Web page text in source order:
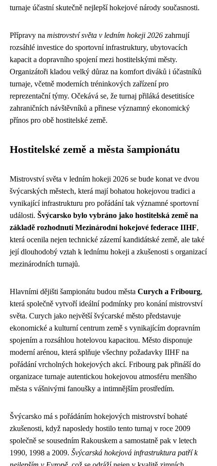
turnaje účastní skutečně nejlepší hokejové národy současnosti.
Přípravy na mistrovství světa v ledním hokeji 2026 zahrnují
rozsáhlé investice do sportovní infrastruktury, ubytovacích
kapacit a dopravního spojení mezi hostitelskými městy.
Organizátoři kladou velký důraz na komfort diváků i účastníků
turnaje, včetně moderních tréninkových zařízení pro
reprezentační týmy. Očekává se, že turnaj přiláká desetitisíce
zahraničních návštěvníků a přinese významný ekonomický
přínos pro obě hostitelské země.
Hostitelské země a města šampionátu
Mistrovství světa v ledním hokeji 2026 se bude konat ve dvou
švýcarských městech, která mají bohatou hokejovou tradici a
vynikající infrastrukturu pro pořádání tak významné sportovní
události. Švýcarsko bylo vybráno jako hostitelská země na
základě rozhodnutí Mezinárodní hokejové federace IIHF,
která ocenila nejen technické zázemí kandidátské země, ale také
její dlouhodobý vztah k lednímu hokeji a zkušenosti s organizací
mezinárodních turnajů.
Hlavními dějišti šampionátu budou města Curych a Fribourg,
která společně vytvoří ideální podmínky pro konání mistrovství
světa. Curych jako největší švýcarské město představuje
ekonomické a kulturní centrum země s vynikajícím dopravním
spojením a rozsáhlou hotelovou kapacitou. Město disponuje
moderní arénou, která splňuje všechny požadavky IIHF na
pořádání vrcholných hokejových akcí. Fribourg pak přináší do
organizace turnaje autentickou hokejovou atmosféru menšího
města s vášnivými fanoušky a intimnějším prostředím.
Švýcarsko má s pořádáním hokejových mistrovství bohaté
zkušenosti, když naposledy hostilo tento turnaj v roce 2009
společně se sousedním Rakouskem a samostatně pak v letech
1990, 1998 a 2009. Švýcarská hokejová infrastruktura patří k